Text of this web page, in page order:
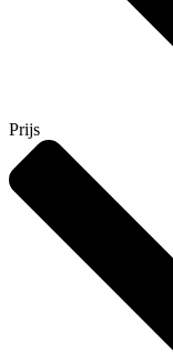
Prijs